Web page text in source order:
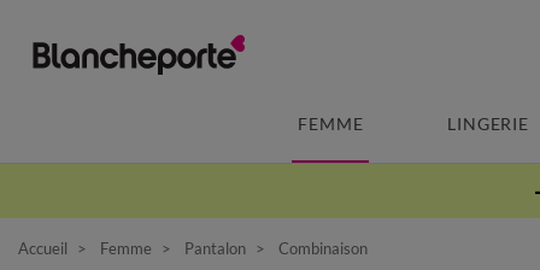
FEMME LINGERIE
Accueil Femme Pantalon Combinaison